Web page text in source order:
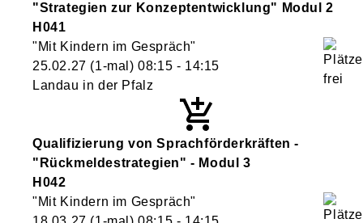
"Strategien zur Konzeptentwicklung" Modul 2
H041
"Mit Kindern im Gespräch"
25.02.27 (1-mal)08:15 - 14:15
Landau in der Pfalz
Qualifizierung von Sprachförderkräften -
"Rückmeldestrategien" - Modul 3
H042
"Mit Kindern im Gespräch"